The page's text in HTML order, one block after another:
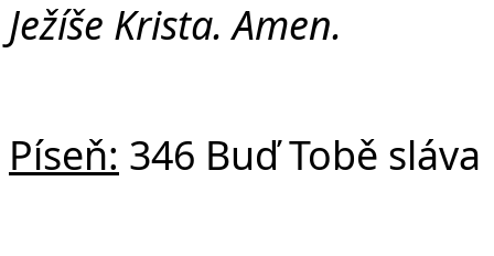
Ježíše Krista. Amen.
Píseň: 346 Buď Tobě sláva